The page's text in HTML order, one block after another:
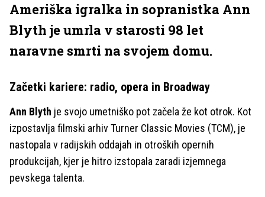
Ameriška igralka in sopranistka Ann
Blyth je umrla v starosti 98 let
naravne smrti na svojem domu.
Začetki kariere: radio, opera in Broadway
Ann Blyth je svojo umetniško pot začela že kot otrok. Kot
izpostavlja filmski arhiv Turner Classic Movies (TCM), je
nastopala v radijskih oddajah in otroških opernih
produkcijah, kjer je hitro izstopala zaradi izjemnega
pevskega talenta.